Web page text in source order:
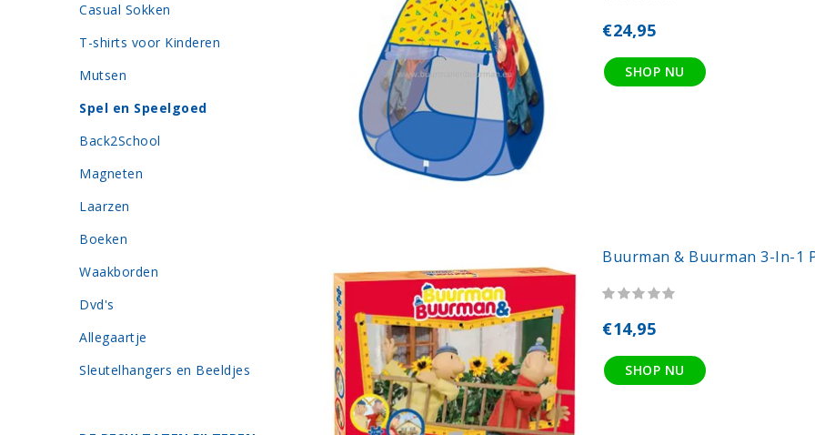
€24,95
SHOP NU
Buurman & Buurman 3-In-1
€14,95
SHOP NU
Casual Sokken
T-shirts voor Kinderen
Mutsen
Spel en Speelgoed
Back2School
Magneten
Laarzen
Boeken
Waakborden
Dvd's
Allegaartje
Sleutelhangers en Beeldjes